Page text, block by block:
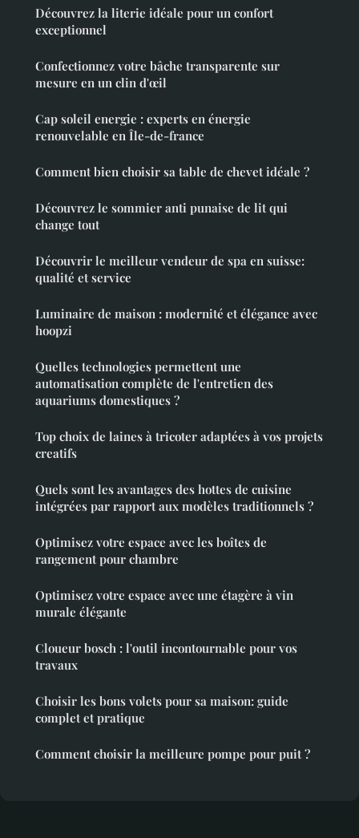
Découvrez la literie idéale pour un confort
exceptionnel
Confectionnez votre bâche transparente sur
mesure en un clin d'œil
Cap soleil energie : experts en énergie
renouvelable en Île-de-france
Comment bien choisir sa table de chevet idéale ?
Découvrez le sommier anti punaise de lit qui
change tout
Découvrir le meilleur vendeur de spa en suisse:
qualité et service
Luminaire de maison : modernité et élégance avec
hoopzi
Quelles technologies permettent une
automatisation complète de l'entretien des
aquariums domestiques ?
Top choix de laines à tricoter adaptées à vos projets
creatifs
Quels sont les avantages des hottes de cuisine
intégrées par rapport aux modèles traditionnels ?
Optimisez votre espace avec les boîtes de
rangement pour chambre
Optimisez votre espace avec une étagère à vin
murale élégante
Cloueur bosch : l'outil incontournable pour vos
travaux
Choisir les bons volets pour sa maison: guide
complet et pratique
Comment choisir la meilleure pompe pour puit ?